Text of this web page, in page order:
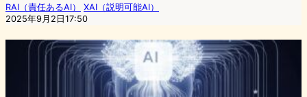
RAI（責任あるAI）
XAI（説明可能AI）
2025年9月2日17:50